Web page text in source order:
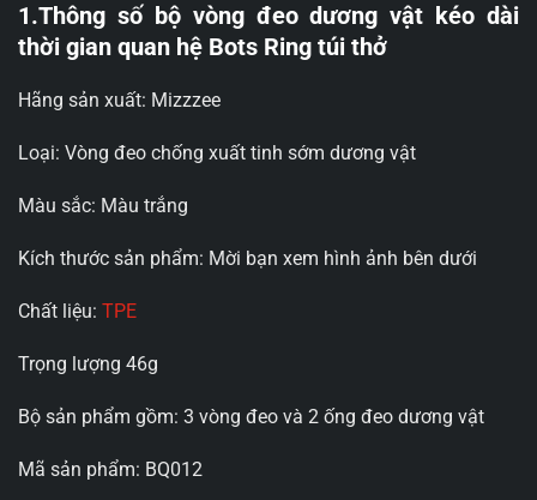
1.Thông số bộ vòng đeo dương vật kéo dài
thời gian quan hệ Bots Ring túi thở
Hãng sản xuất: Mizzzee
Loại: Vòng đeo chống xuất tinh sớm dương vật
Màu sắc: Màu trắng
Kích thước sản phẩm: Mời bạn xem hình ảnh bên dưới
Chất liệu: TPE
Trọng lượng 46g
Bộ sản phẩm gồm: 3 vòng đeo và 2 ống đeo dương vật
Mã sản phẩm: BQ012